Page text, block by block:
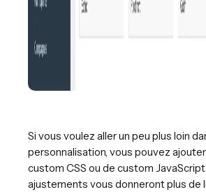
Si vous voulez aller un peu plus loin
personnalisation, vous pouvez
custom CSS ou de custom
ajustements vous donneront plus de